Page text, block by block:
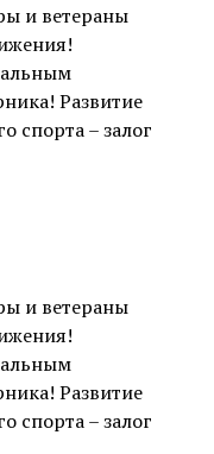
и ветераны
Развитие
спорта – залог
и ветераны
Развитие
спорта – залог